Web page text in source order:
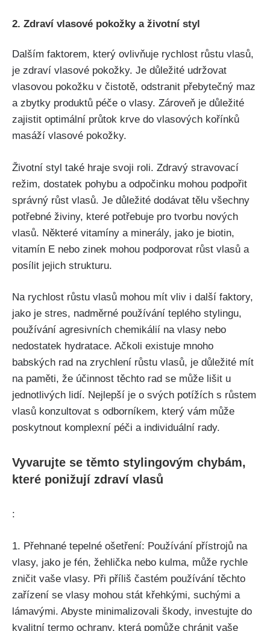
2. Zdraví vlasové‌ pokožky a životní styl
Dalším faktorem, ⁣který ovlivňuje‍ rychlost růstu vlasů,
je zdraví vlasové pokožky. Je důležité udržovat
vlasovou pokožku v čistotě, odstranit přebytečný⁤ maz
a​ zbytky produktů péče o vlasy. Zároveň je důležité
zajistit optimální průtok krve do ⁤vlasových⁤ kořínků
masáží vlasové pokožky.
Životní styl také hraje svoji roli. Zdravý stravovací
režim, dostatek ⁣pohybu a odpočinku mohou podpořit
správný růst vlasů. Je důležité dodávat tělu všechny
potřebné živiny, které ​potřebuje pro tvorbu nových
vlasů. Některé vitamíny a​ minerály, ‍jako⁣ je biotin,
⁢vitamín E nebo zinek mohou podporovat růst vlasů a
posílit jejich strukturu.
Na rychlost růstu⁤ vlasů mohou mít vliv i další faktory,
jako je stres, nadměrné používání teplého stylingu,⁢
používání agresivních⁣ chemikálií ⁣na vlasy nebo
nedostatek hydratace. Ačkoli existuje ‌mnoho
babských rad na zrychlení růstu vlasů, je důležité mít⁢
na paměti, že⁢ účinnost těchto rad se může lišit ⁣u
jednotlivých lidí. Nejlepší je o svých potížích s růstem
vlasů konzultovat s odborníkem, který‌ vám může ​
poskytnout ⁣komplexní péči a‌ individuální‍ rady.
Vyvarujte se těmto stylingovým chybám,
které ponižují zdraví‍ vlasů
:
1. Přehnané tepelné ⁣ošetření: Používání přístrojů na
vlasy, jako je fén, žehlička nebo ‌kulma, ⁤může rychle
zničit vaše vlasy. Při příliš častém používání těchto
zařízení se vlasy mohou⁢ stát křehkými, suchými‍ a
lámavými. Abyste minimalizovali škody,⁢ investujte do
‍kvalitní termo ochrany, ⁤která pomůže chránit vaše